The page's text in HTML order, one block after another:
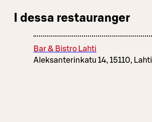
I dessa restauranger
Bar & Bistro Lahti
Aleksanterinkatu 14, 15110,